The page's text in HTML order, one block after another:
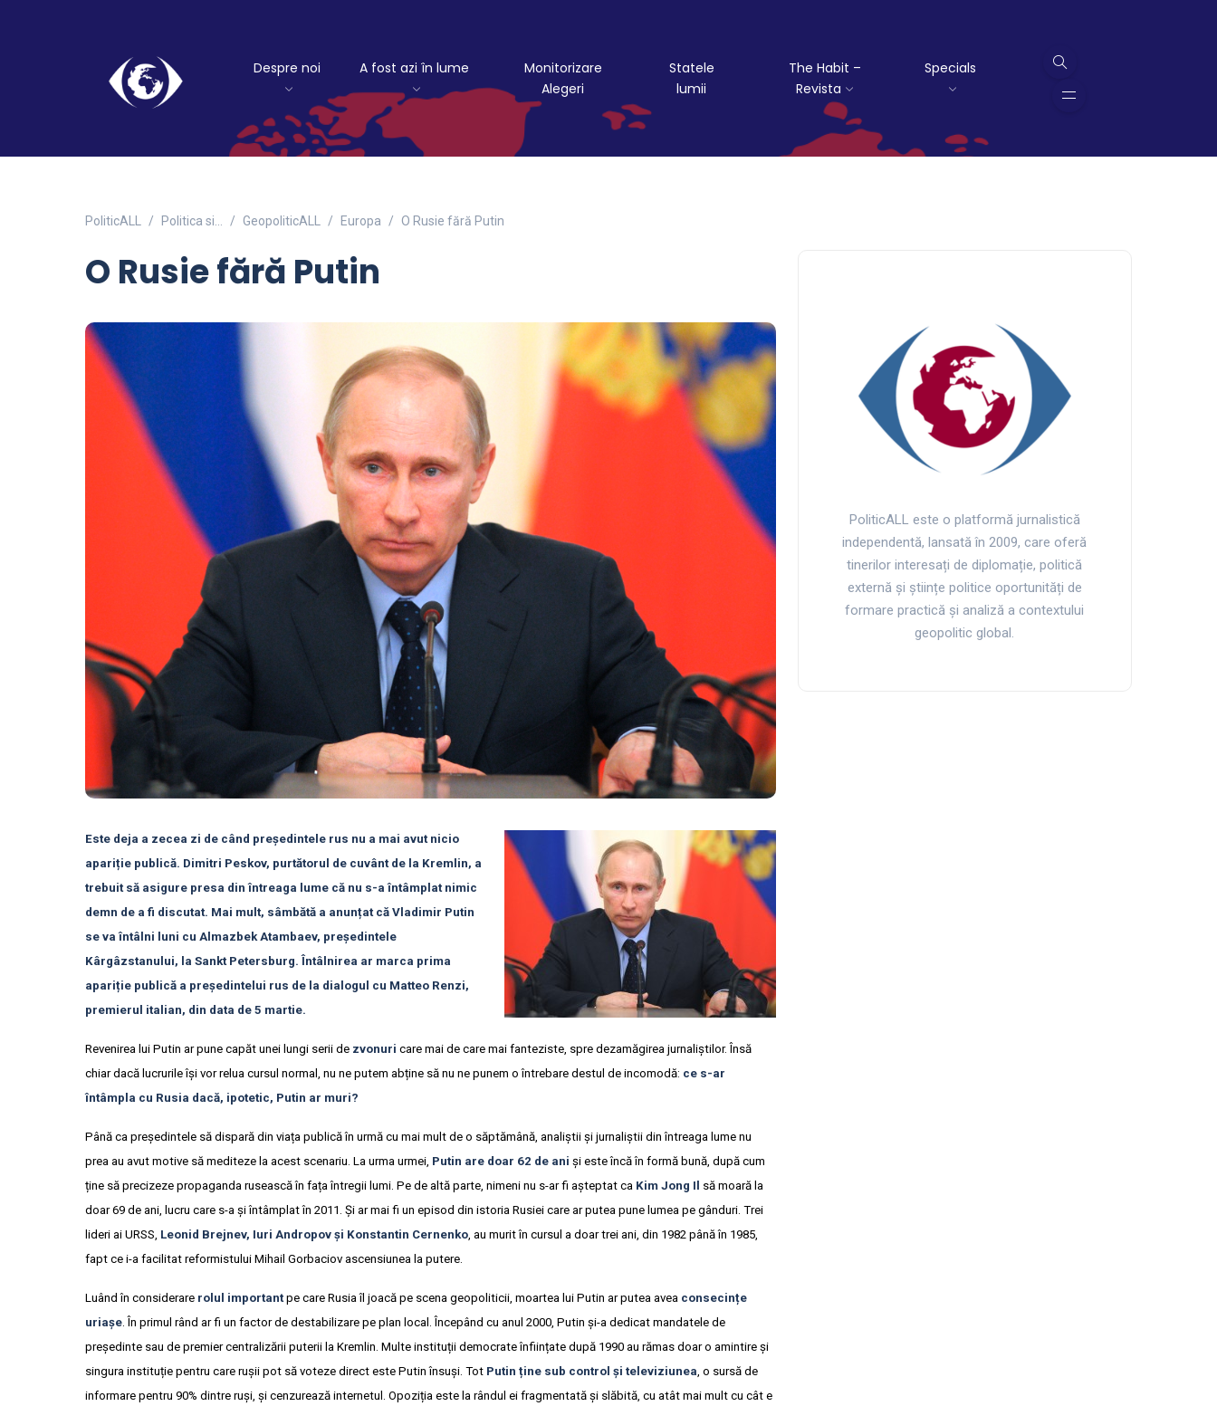
Despre noi A fost azi în lume
Monitorizare
Alegeri
Statele
lumii
The Habit –
Revista
Specials
PoliticALL Politica si… GeopoliticALL Europa O Rusie fără Putin
O Rusie fără Putin
Este deja a zecea zi de când președintele rus nu a mai avut nicio
apariție publică. Dimitri Peskov, purtătorul de cuvânt de la Kremlin, a
trebuit să asigure presa din întreaga lume că nu s-a întâmplat nimic
demn de a fi discutat. Mai mult, sâmbătă a anunțat că Vladimir Putin
se va întâlni luni cu Almazbek Atambaev, președintele
Kârgâzstanului, la Sankt Petersburg. Întâlnirea ar marca prima
apariție publică a președintelui rus de la dialogul cu Matteo Renzi,
premierul italian, din data de 5 martie.
Revenirea lui Putin ar pune capăt unei lungi serii de zvonuri care mai de care mai fanteziste, spre dezamăgirea jurnaliștilor. Însă
chiar dacă lucrurile își vor relua cursul normal, nu ne putem abține să nu ne punem o întrebare destul de incomodă: ce s-ar
întâmpla cu Rusia dacă, ipotetic, Putin ar muri?
Până ca președintele să dispară din viața publică în urmă cu mai mult de o săptămână, analiștii și jurnaliștii din întreaga lume nu
prea au avut motive să mediteze la acest scenariu. La urma urmei, Putin are doar 62 de ani și este încă în formă bună, după cum
ține să precizeze propaganda rusească în fața întregii lumi. Pe de altă parte, nimeni nu s-ar fi așteptat ca Kim Jong Il să moară la
doar 69 de ani, lucru care s-a și întâmplat în 2011. Și ar mai fi un episod din istoria Rusiei care ar putea pune lumea pe gânduri. Trei
lideri ai URSS, Leonid Brejnev, Iuri Andropov și Konstantin Cernenko, au murit în cursul a doar trei ani, din 1982 până în 1985,
fapt ce i-a facilitat reformistului Mihail Gorbaciov ascensiunea la putere.
Luând în considerare rolul importantpe care Rusia îl joacă pe scena geopoliticii, moartea lui Putin ar putea avea consecințe
uriașe. În primul rând ar fi un factor de destabilizare pe plan local. Începând cu anul 2000, Putin și-a dedicat mandatele de
președinte sau de premier centralizării puterii la Kremlin. Multe instituții democrate înființate după 1990 au rămas doar o amintire și
singura instituție pentru care rușii pot să voteze direct este Putin însuși. Tot Putin ține sub control și televiziunea, o sursă de
informare pentru 90% dintre ruși, și cenzurează internetul. Opoziția este la rândul ei fragmentată și slăbită, cu atât mai mult cu cât e
PoliticALL este o platformă jurnalistică
independentă, lansată în 2009, care oferă
tinerilor interesați de diplomație, politică
externă și științe politice oportunități de
formare practică și analiză a contextului
geopolitic global.